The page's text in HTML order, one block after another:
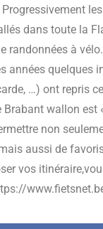
dans toute la
randonnées à vélo.
années quelques
…) ont repris
Brabant wallon est
non
aussi de
vos